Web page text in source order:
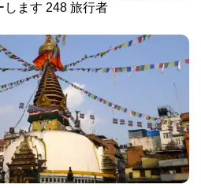
します 248 旅行者